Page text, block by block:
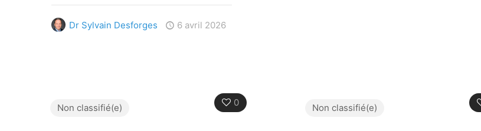
Dr Sylvain Desforges 6 avril 2026
0
Non classifié(e) Non classifié(e)